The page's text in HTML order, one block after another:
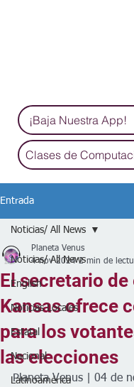
¡Baja Nuestra App!
Clases de
Entrada
Noticias/ All News
English
Noticias Locales
Estatal
Nacional
Latinoamérica
Noticias/ All News
El secretario
Kansas ofrece
para los
las elecciones
Planeta Venus
4 nov 2024 2 min de
Planeta Venus | 04 de